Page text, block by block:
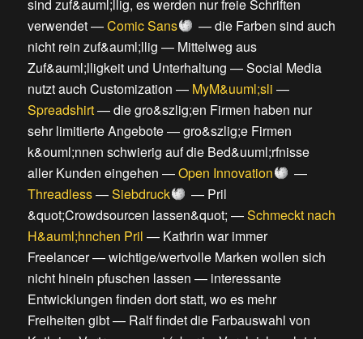
sind zuf&auml;llig, es werden nur freie Schriften
verwendet—Comic Sans —die Farben sind auch
nicht rein zuf&auml;llig — Mittelweg aus
Zuf&auml;lligkeit und Unterhaltung —Social Media
nutzt auch Customization — MyM&uuml;sli —
Spreadshirt—die gro&szlig;en Firmen haben nur
sehr limitierte Angebote—gro&szlig;e Firmen
k&ouml;nnen schwierig auf die Bed&uuml;rfnisse
aller Kunden eingehen —Open Innovation
—
Threadless—Siebdruck — Pril
&quot;Crowdsourcen lassen&quot; —Schmeckt nach
H&auml;hnchen Pril — Kathrin war immer
Freelancer—wichtige/wertvolle Marken wollen sich
nicht hinein pfuschen lassen — interessante
Entwicklungen finden dort statt, wo es mehr
Freiheiten gibt— Ralf findet die Farbauswahl von